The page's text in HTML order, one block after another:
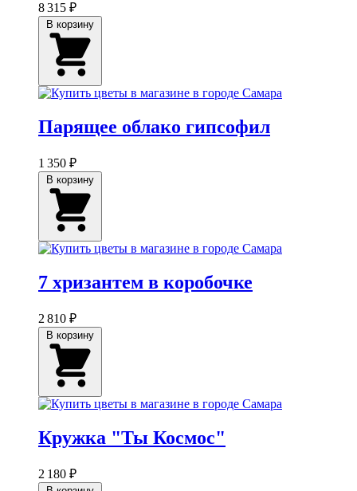
8 315 ₽
Парящее облако гипсофил
1 350 ₽
7 хризантем в коробочке
2 810 ₽
Кружка "Ты Космос"
2 180 ₽